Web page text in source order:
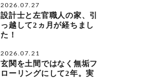
2026.07.27
設計士と左官職人の家、引
っ越して2ヵ月が経ちまし
た！
2026.07.21
玄関を土間ではなく無垢フ
ローリングにして2年。実